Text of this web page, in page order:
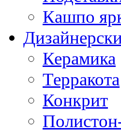
Кашпо
Керамика
Терракота
Конкрит